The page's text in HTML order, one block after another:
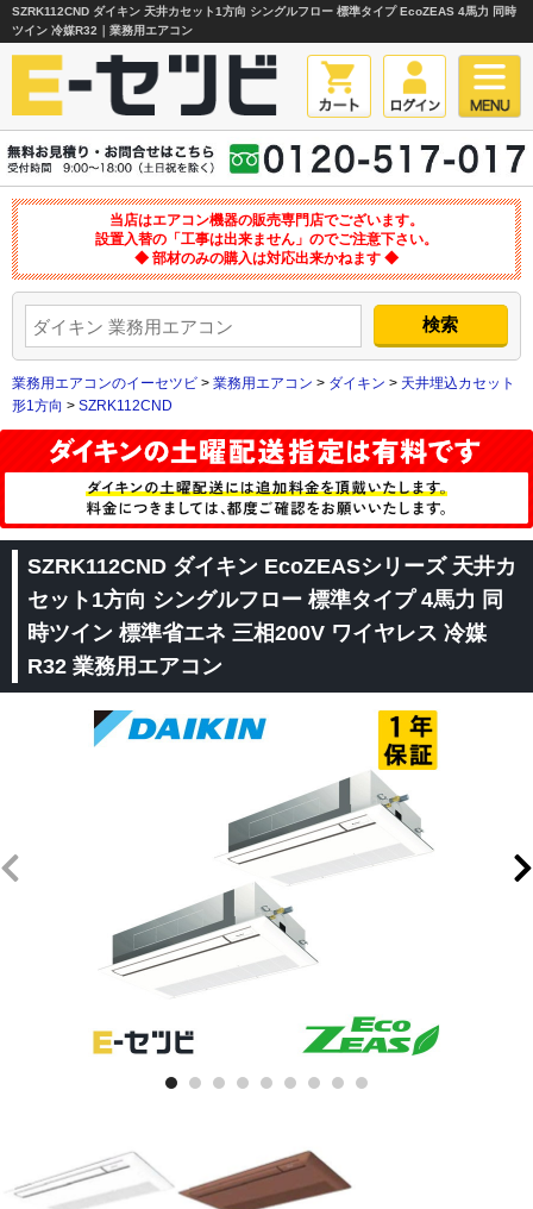
SZRK112CND ダイキン 天井カセット1方向 シングルフロー 標準タイプ EcoZEAS 4馬力 同時
ツイン 冷媒R32｜業務用エアコン
当店はエアコン機器の販売専門店でございます。
設置入替の「工事は出来ません」のでご注意下さい。
◆ 部材のみの購入は対応出来かねます ◆
業務用エアコンのイーセツビ > 業務用エアコン > ダイキン > 天井埋込カセット
形1方向 > SZRK112CND
SZRK112CND ダイキン EcoZEASシリーズ 天井カ
セット1方向 シングルフロー 標準タイプ 4馬力 同
時ツイン 標準省エネ 三相200V ワイヤレス 冷媒
R32 業務用エアコン